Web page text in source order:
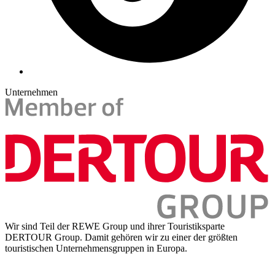
Unternehmen
Wir sind Teil der REWE Group und ihrer Touristiksparte
DERTOUR Group. Damit gehören wir zu einer der größten
touristischen Unternehmensgruppen in Europa.